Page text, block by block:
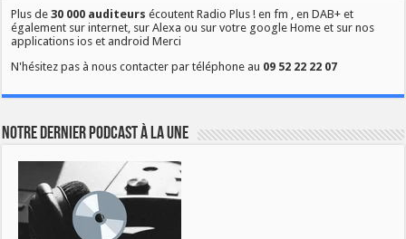
Plus de30 000 auditeurs écoutent Radio Plus ! en fm , en DAB+ et
également sur internet, sur Alexa ou sur votre google Home et sur nos
applications ios et android Merci
N'hésitez pas à nous contacter par téléphone au 09 52 22 22 07
Notre dernier podcast à la une